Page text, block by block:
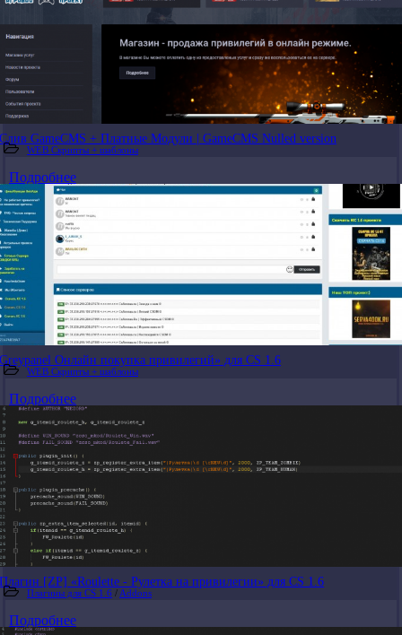
Слив GameCMS + Платные Модули | GameCMS Nulled version
WEB Скрипты + шаблоны
Подробнее
Greypanel Онлайн покупка привилегий» для CS 1.6
WEB Скрипты + шаблоны
Подробнее
Плагин [ZP] «Roulette - Рулетка на привилегии» для CS 1.6
Плагины для CS 1.6 / Addons
Подробнее